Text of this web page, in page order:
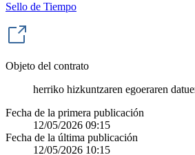
Sello de Tiempo
Objeto del contrato
herriko hizkuntzaren egoeraren
Fecha de la primera publicación
12/05/2026 09:15
Fecha de la última publicación
12/05/2026 10:15